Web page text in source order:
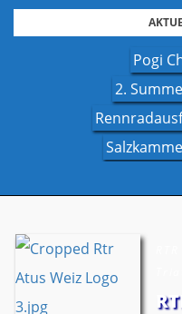
Skip
Pogi
2.